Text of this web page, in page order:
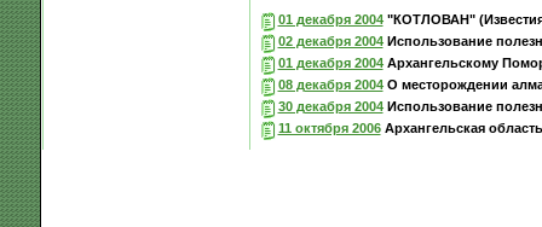
01 декабря 2004"КОТЛОВАН" (Известия
02 декабря 2004Использование
01 декабря 2004Архангельскому
08 декабря 2004О месторождении
30 декабря 2004Использование
11 октября 2006Архангельская